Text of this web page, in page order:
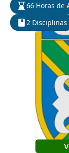
66 Horas de
2 Disciplinas